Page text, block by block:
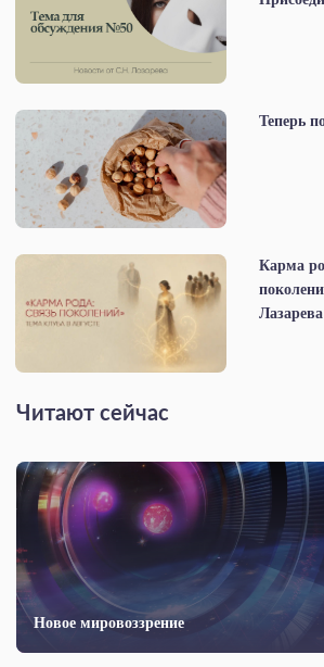
Теперь
Карма
Читают сейчас
Новое мировоззрение